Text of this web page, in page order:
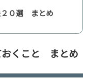
２０選 まとめ
おくこと まとめ